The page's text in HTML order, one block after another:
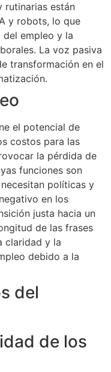
rutinarias están
y robots, lo que
empleo y la
La voz pasiva
transformación en el
el potencial de
costos para las
la pérdida de
funciones son
políticas y
en los
justa hacia un
de las frases
claridad y la
debido a la
del
de los